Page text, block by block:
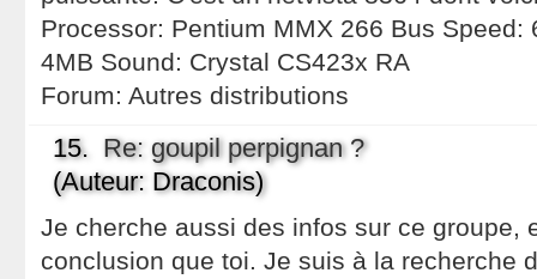
Processor: Pentium MMX 266 Bus Speed:
4MB Sound: Crystal CS423x RA
Forum: Autres distributions
15. Re: goupil perpignan ?
(Auteur: Draconis)
Je cherche aussi des infos sur ce groupe,
conclusion que toi. Je suis à la recherche